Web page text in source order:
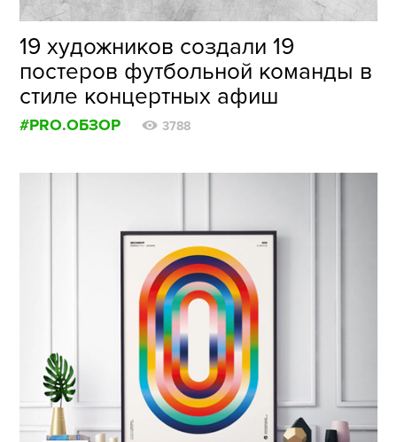
19 художников создали 19
постеров футбольной команды в
стиле концертных афиш
#PRO.ОБЗОР 3788
ИСТОРИИ БРЕНДОВ
О ПРОЕКТЕ
РЕКЛАМА
КОНТАКТЫ